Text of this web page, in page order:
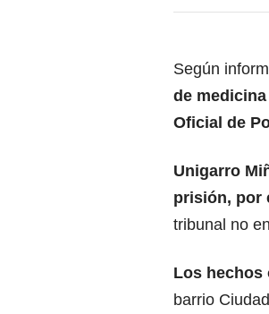
Según
de
Oficial de
Unigarro
prisión, por
tribunal no
Los hechos
barrio